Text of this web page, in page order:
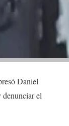
Daniel
denunciar el